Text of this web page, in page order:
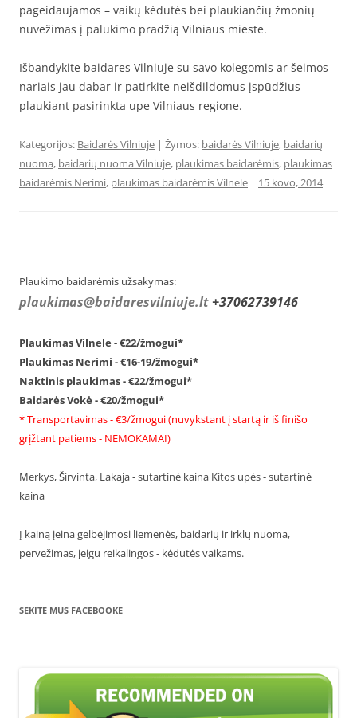
pageidaujamos – vaikų kėdutės bei plaukiančių žmonių
nuvežimas į palukimo pradžią Vilniaus mieste.
Išbandykite baidares Vilniuje su savo kolegomis ar šeimos
nariais jau dabar ir patirkite neišdildomus įspūdžius
plaukiant pasirinkta upe Vilniaus regione.
Kategorijos: Baidarės Vilniuje | Žymos: baidarės Vilniuje, baidarių
nuoma, baidarių nuoma Vilniuje, plaukimas baidarėmis, plaukimas
baidarėmis Nerimi, plaukimas baidarėmis Vilnele | 15 kovo, 2014
Plaukimo baidarėmis užsakymas:
plaukimas@baidaresvilniuje.lt+37062739146
Plaukimas Vilnele - €22/žmogui*
Plaukimas Nerimi - €16-19/žmogui*
Naktinis plaukimas - €22/žmogui*
Baidarės Vokė - €20/žmogui*
* Transportavimas - €3/žmogui (nuvykstant į startą ir iš finišo
grįžtant patiems - NEMOKAMAI)
Merkys, Širvinta, Lakaja - sutartinė kaina Kitos upės - sutartinė
kaina
Į kainą įeina gelbėjimosi liemenės, baidarių ir irklų nuoma,
pervežimas, jeigu reikalingos - kėdutės vaikams.
SEKITE MUS FACEBOOKE